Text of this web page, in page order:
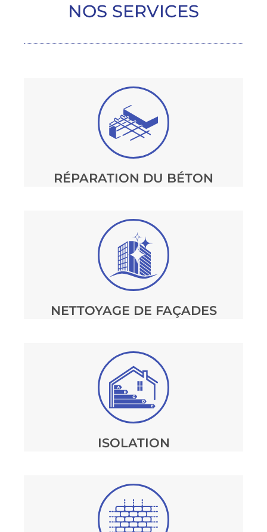
NOS SERVICES
RÉPARATION DU BÉTON
NETTOYAGE DE FAÇADES
ISOLATION